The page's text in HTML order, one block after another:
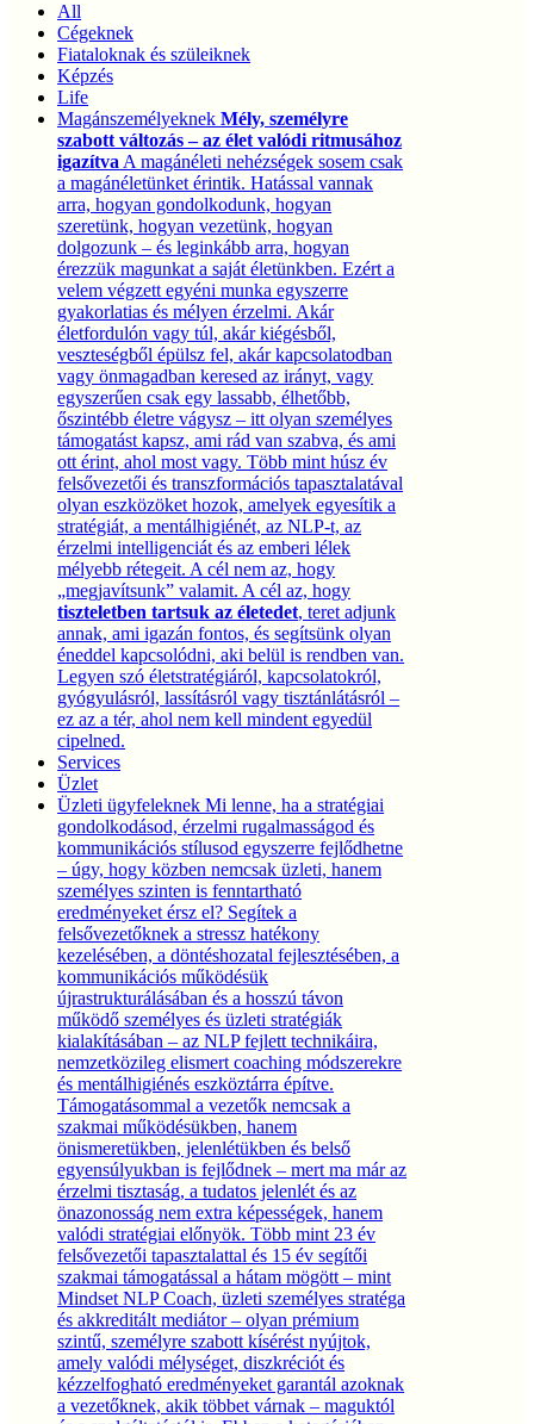
All
Cégeknek
Fiataloknak és szüleiknek
Képzés
Life
MagánszemélyeknekMély, személyre
szabott változás – az élet valódi ritmusához
igazítva A magánéleti nehézségek sosem csak
a magánéletünket érintik. Hatással vannak
arra, hogyan gondolkodunk, hogyan
szeretünk, hogyan vezetünk, hogyan
dolgozunk – és leginkább arra, hogyan
érezzük magunkat a saját életünkben. Ezért a
velem végzett egyéni munka egyszerre
gyakorlatias és mélyen érzelmi. Akár
életfordulón vagy túl, akár kiégésből,
veszteségből épülsz fel, akár kapcsolatodban
vagy önmagadban keresed az irányt, vagy
egyszerűen csak egy lassabb, élhetőbb,
őszintébb életre vágysz – itt olyan személyes
támogatást kapsz, ami rád van szabva, és ami
ott érint, ahol most vagy. Több mint húsz év
felsővezetői és transzformációs tapasztalatával
olyan eszközöket hozok, amelyek egyesítik a
stratégiát, a mentálhigiénét, az NLP-t, az
érzelmi intelligenciát és az emberi lélek
mélyebb rétegeit. A cél nem az, hogy
„megjavítsunk” valamit. A cél az, hogy
tiszteletben tartsuk az életedet, teret adjunk
annak, ami igazán fontos, és segítsünk olyan
éneddel kapcsolódni, aki belül is rendben van.
Legyen szó életstratégiáról, kapcsolatokról,
gyógyulásról, lassításról vagy tisztánlátásról –
ez az a tér, ahol nem kell mindent egyedül
cipelned.
Services
Üzlet
Üzleti ügyfeleknekMi lenne, ha a stratégiai
gondolkodásod, érzelmi rugalmasságod és
kommunikációs stílusod egyszerre fejlődhetne
– úgy, hogy közben nemcsak üzleti, hanem
személyes szinten is fenntartható
eredményeket érsz el? Segítek a
felsővezetőknek a stressz hatékony
kezelésében, a döntéshozatal fejlesztésében, a
kommunikációs működésük
újrastrukturálásában és a hosszú távon
működő személyes és üzleti stratégiák
kialakításában – az NLP fejlett technikáira,
nemzetközileg elismert coaching módszerekre
és mentálhigiénés eszköztárra építve.
Támogatásommal a vezetők nemcsak a
szakmai működésükben, hanem
önismeretükben, jelenlétükben és belső
egyensúlyukban is fejlődnek – mert ma már az
érzelmi tisztaság, a tudatos jelenlét és az
önazonosság nem extra képességek, hanem
valódi stratégiai előnyök. Több mint 23 év
felsővezetői tapasztalattal és 15 év segítői
szakmai támogatással a hátam mögött – mint
Mindset NLP Coach, üzleti személyes stratéga
és akkreditált mediátor – olyan prémium
szintű, személyre szabott kísérést nyújtok,
amely valódi mélységet, diszkréciót és
kézzelfogható eredményeket garantál azoknak
a vezetőknek, akik többet várnak – maguktól